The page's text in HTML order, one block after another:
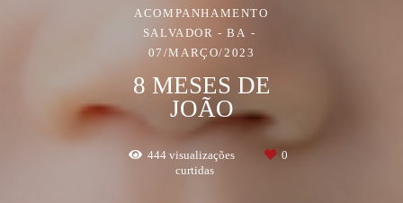
ACOMPANHAMENTO
SALVADOR - BA
07/MARÇO/2023
8 MESES DE
JOÃO
444 visualizações
0
curtidas